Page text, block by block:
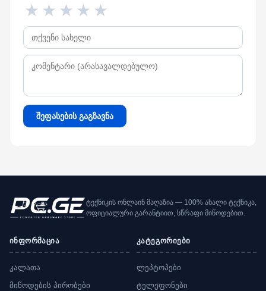
★
★
★
★
★
შეფასების გაგზავნა
ტექნიკის ონლაინ მაღაზია — 100% ახალი ტექნიკა,
ოფიციალური გარანტიით, სწრაფი მიწოდებით.
ინფორმაცია
კალათა
მიწოდების პირობები
კატეგორიები
ლეპტოპები
ტელეფონები